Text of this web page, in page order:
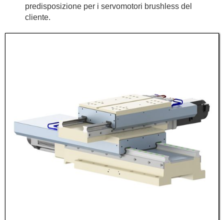
predisposizione per i servomotori brushless del
cliente.